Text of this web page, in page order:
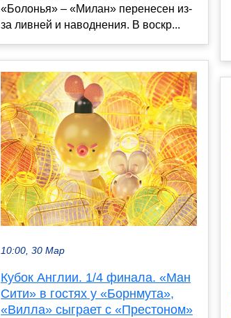
«Болонья» – «Милан» перенесен из-
за ливней и наводнения. В воскр...
10:00, 30 Мар
Кубок Англии. 1/4 финала. «Ман
Сити» в гостях у «Борнмута»,
«Вилла» сыграет с «Престоном»